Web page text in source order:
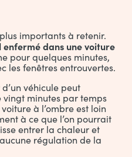
plus importants à retenir.
enfermé dans une voiture
pour quelques minutes,
les fenêtres entrouvertes.
véhicule peut
vingt minutes par temps
à l’ombre est loin
à ce que l’on pourrait
entrer la chaleur et
régulation de la